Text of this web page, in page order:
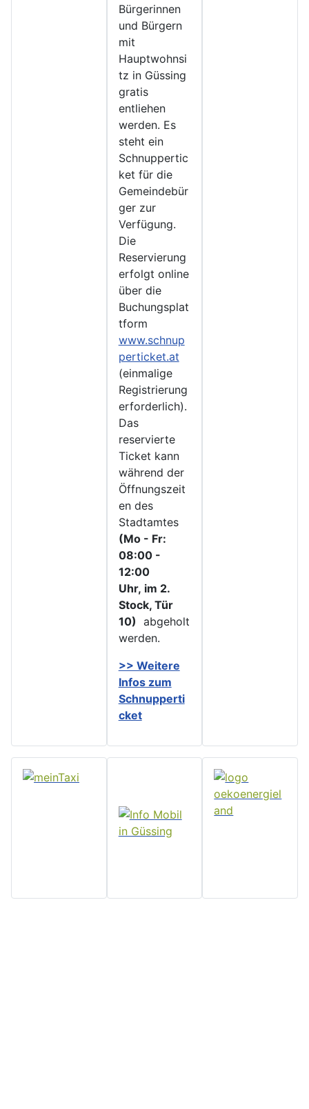
Bürgerinnen
und Bürgern
mit
Hauptwohnsi
tz in Güssing
gratis
entliehen
werden. Es
steht ein
Schnuppertic
ket für die
Gemeindebür
ger zur
Verfügung.
Die
Reservierung
erfolgt online
über die
Buchungsplat
tform
www.schnup
perticket.at
(einmalige
Registrierung
erforderlich).
Das
reservierte
Ticket kann
während der
Öffnungszeit
en des
Stadtamtes
(Mo - Fr:
08:00 -
12:00
Uhr, im 2.
Stock, Tür
10) abgeholt
werden.
>> Weitere
Infos zum
Schnupperti
cket